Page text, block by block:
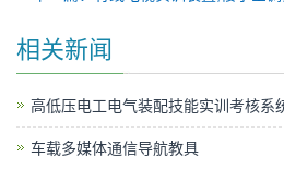
相关新闻
高低压电工电气装配技能实训考核系
车载多媒体通信导航教具